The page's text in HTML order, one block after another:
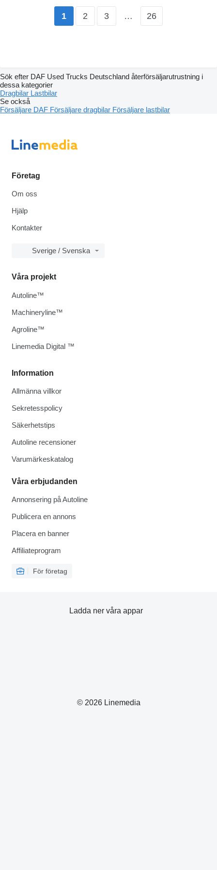
1 2 3 … 26
Sök efter DAF Used Trucks Deutschland återförsäljarutrustning i
dessa kategorier
Dragbilar Lastbilar
Se också
Försäljare DAF Försäljare dragbilar Försäljare lastbilar
Företag
Om oss
Hjälp
Kontakter
Sverige / Svenska
Information
Allmänna villkor
Sekretesspolicy
Säkerhetstips
Autoline recensioner
Varumärkeskatalog
Våra erbjudanden
Annonsering på Autoline
Publicera en annons
Placera en banner
Affiliateprogram
För företag
Våra projekt
Autoline™
Machineryline™
Agroline™
Linemedia Digital ™
© 2026 Linemedia
Ladda ner våra appar